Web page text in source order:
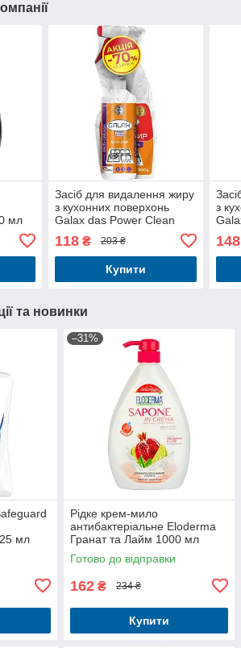
мл
Засіб для видалення жиру
з кухонних поверхонь
Galax das Power Clean
запаска, 500 г
118₴ 203 ₴
Купити
з
148
та новинки
мл
–31%
Рідке крем-мило
антибактеріальне Eloderma
Гранат та Лайм 1000 мл
Готово до відправки
162 ₴ 234 ₴
Купити